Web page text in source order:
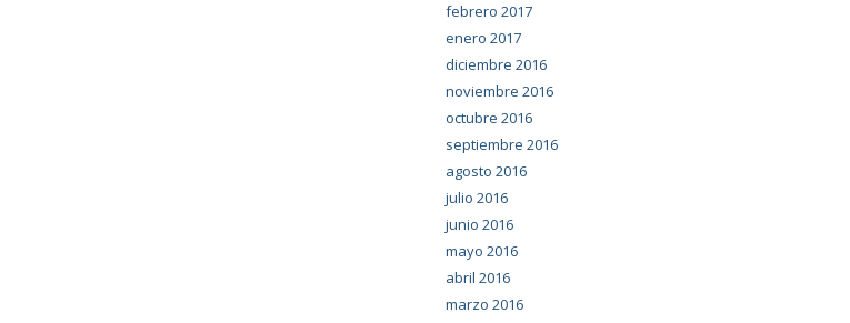
febrero 2017
enero 2017
diciembre 2016
noviembre 2016
octubre 2016
septiembre 2016
agosto 2016
julio 2016
junio 2016
mayo 2016
abril 2016
marzo 2016